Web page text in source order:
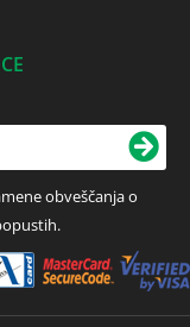
obveščanja o